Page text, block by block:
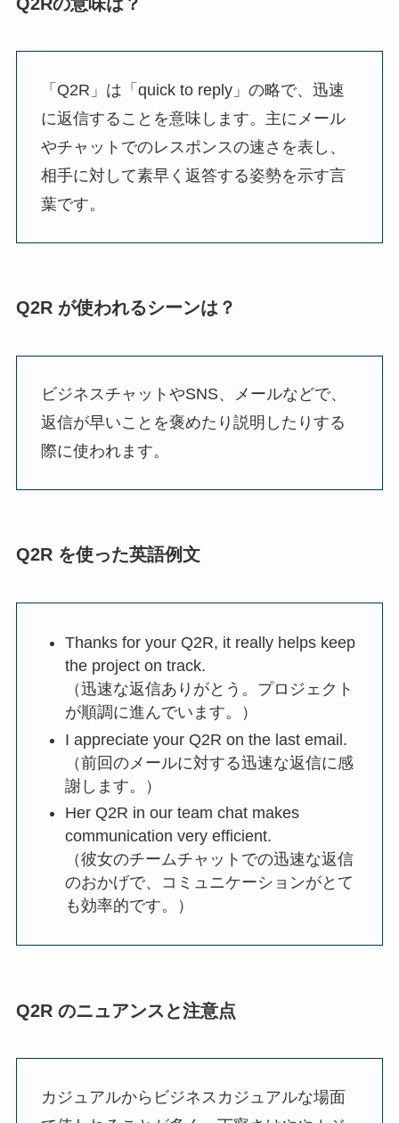
「Q2R」は「quick to reply」の略で、迅速
に返信することを意味します。主にメール
やチャットでのレスポンスの速さを表し、
相手に対して素早く返答する姿勢を示す言
葉です。
Q2R が使われるシーンは？
ビジネスチャットやSNS、メールなどで、
返信が早いことを褒めたり説明したりする
際に使われます。
Q2R を使った英語例文
Thanks for your Q2R, it really helps keep
the project on track.
（迅速な返信ありがとう。プロジェクト
が順調に進んでいます。）
I appreciate your Q2R on the last email.
（前回のメールに対する迅速な返信に感
謝します。）
Her Q2R in our team chat makes
communication very efficient.
（彼女のチームチャットでの迅速な返信
のおかげで、コミュニケーションがとて
も効率的です。）
Q2R のニュアンスと注意点
カジュアルからビジネスカジュアルな場面